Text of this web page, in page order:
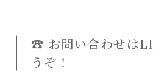
☎️ お問い合わせは
うぞ！